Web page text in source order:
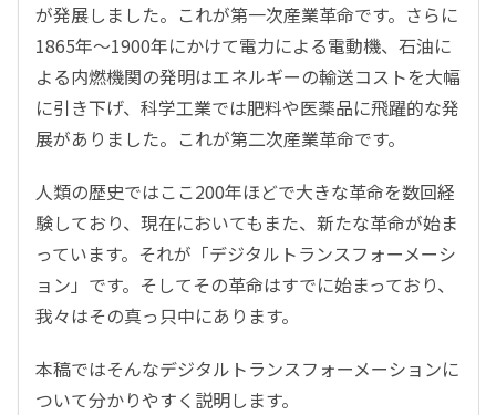
データ分析／BI
ガバナンス／リスク管理
BPR／業務改善
が発展しました。これが第一次産業革命です。さらに
1865年～1900年にかけて電力による電動機、石油に
よる内燃機関の発明はエネルギーの輸送コストを大幅
に引き下げ、科学工業では肥料や医薬品に飛躍的な発
展がありました。これが第二次産業革命です。
人類の歴史ではここ200年ほどで大きな革命を数回経
験しており、現在においてもまた、新たな革命が始ま
っています。それが「デジタルトランスフォーメーシ
ョン」です。そしてその革命はすでに始まっており、
我々はその真っ只中にあります。
本稿ではそんなデジタルトランスフォーメーションに
ついて分かりやすく説明します。